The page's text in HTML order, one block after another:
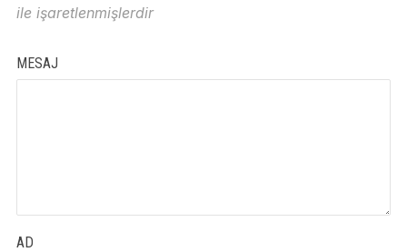
ile işaretlenmişlerdir
MESAJ
AD